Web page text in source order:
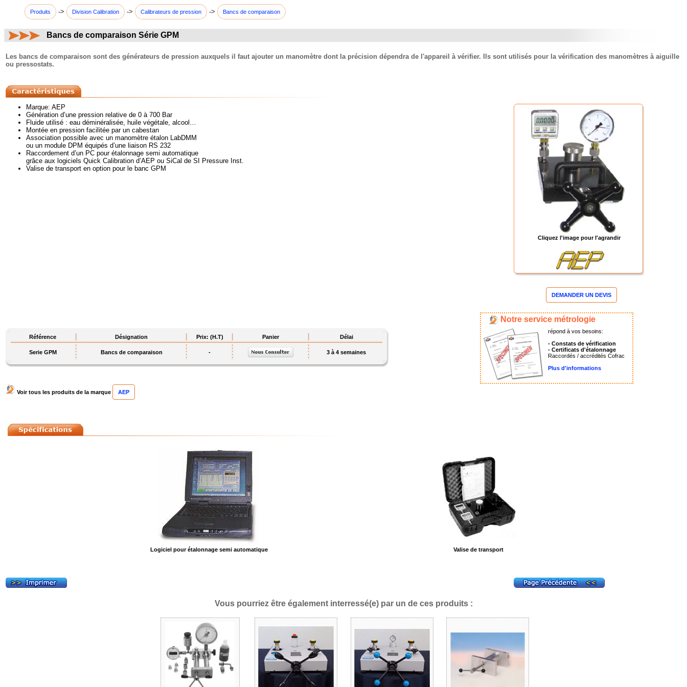
Produits -> Division Calibration -> Calibrateurs de pression -> Bancs de comparaison
Bancs de comparaison Série GPM
Les bancs de comparaison sont des générateurs de pression auxquels il faut ajouter un manomètre dont la précision dépendra de l'appareil à vérifier. Ils sont utilisés pour la vérification des manomètres à aiguille
ou pressostats.
Cliquez l'image pour l'agrandir
DEMANDER UN DEVIS
Marque: AEP
Génération d’une pression relative de 0 à 700 Bar
Fluide utilisé : eau déminéralisée, huile végétale, alcool…
Montée en pression facilitée par un cabestan
Association possible avec un manomètre étalon LabDMM
ou un module DPM équipés d’une liaison RS 232
Raccordement d’un PC pour étalonnage semi automatique
grâce aux logiciels Quick Calibration d’AEP ou SiCal de SI Pressure Inst.
Valise de transport en option pour le banc GPM
Notre service métrologie
répond à vos besoins:
- Constats de vérification
- Certificats d'étalonnage
Raccordés / accrédités Cofrac
Plus d'informations
Référence Désignation Prix: (H.T) Panier Délai
Serie GPM Bancs de comparaison - 3 à 4 semaines
Voir tous les produits de la marque AEP
Logiciel pour étalonnage semi automatique Valise de transport
Vous pourriez être également interressé(e) par un de ces produits :